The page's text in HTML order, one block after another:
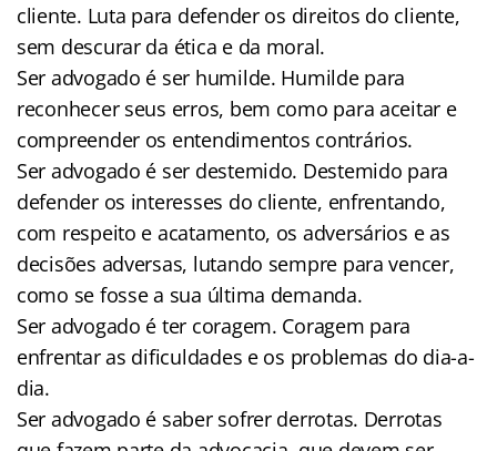
cliente. Luta para defender os direitos do cliente,
sem descurar da ética e da moral.
Ser advogado é ser humilde. Humilde para
reconhecer seus erros, bem como para aceitar e
compreender os entendimentos contrários.
Ser advogado é ser destemido. Destemido para
defender os interesses do cliente, enfrentando,
com respeito e acatamento, os adversários e as
decisões adversas, lutando sempre para vencer,
como se fosse a sua última demanda.
Ser advogado é ter coragem. Coragem para
enfrentar as dificuldades e os problemas do dia-a-
dia.
Ser advogado é saber sofrer derrotas. Derrotas